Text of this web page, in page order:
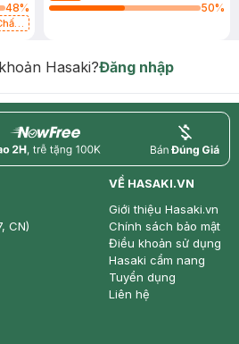
48%
50%
Hasaki?Đăng nhập
price
CN)
VỀ HASAKI.VN
Giới thiệu Hasaki.vn
Chính sách bảo mật
Điều khoản sử dụng
Hasaki cẩm nang
Tuyển dụng
Liên hệ